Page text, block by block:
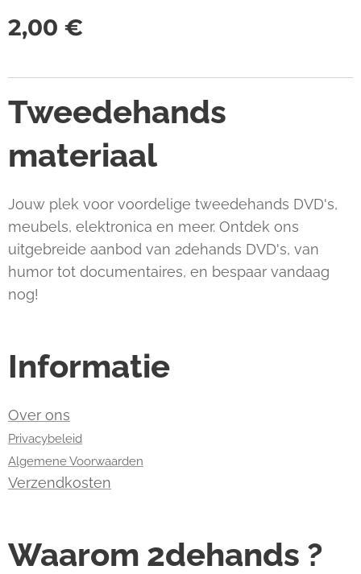
2,00 €
Tweedehands
materiaal
Jouw plek voor voordelige tweedehands DVD's,
meubels, elektronica en meer. Ontdek ons
uitgebreide aanbod van 2dehands DVD's, van
humor tot documentaires, en bespaar vandaag
nog!
Informatie
Over ons
Privacybeleid
Algemene Voorwaarden
Verzendkosten
Waarom 2dehands ?